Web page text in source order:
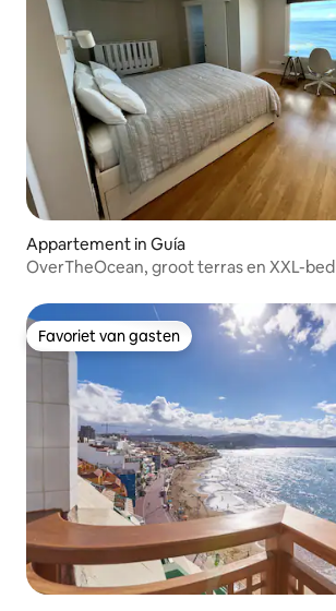
Appartement in Guía
OverTheOcean, groot terras en XXL-bed
Favoriet van gasten
Favoriet van gasten